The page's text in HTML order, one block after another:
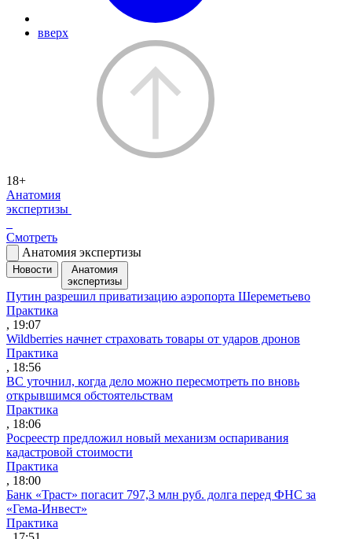
вверх
18+
Анатомия
экспертизы
Смотреть
Анатомия экспертизы
Новости
Анатомия
экспертизы
Путин разрешил приватизацию аэропорта Шереметьево
Практика
, 19:07
Wildberries начнет страховать товары от ударов дронов
Практика
, 18:56
ВС уточнил, когда дело можно пересмотреть по вновь
открывшимся обстоятельствам
Практика
, 18:06
Росреестр предложил новый механизм оспаривания
кадастровой стоимости
Практика
, 18:00
Банк «Траст» погасит 797,3 млн руб. долга перед ФНС за
«Гема-Инвест»
Практика